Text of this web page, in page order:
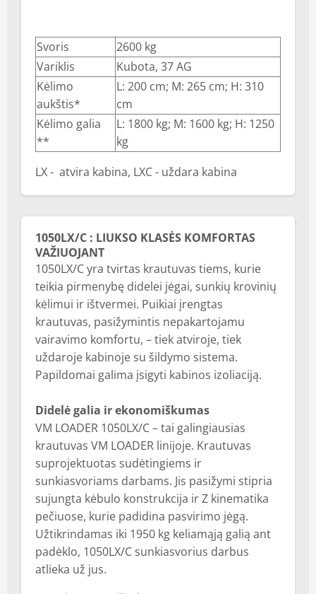
Svoris
2600 kg
Variklis
Kubota, 37 AG
Kėlimo
aukštis*
L: 200 cm; M: 265 cm; H: 310
cm
Kėlimo galia
**
L: 1800 kg; M: 1600 kg; H: 1250
kg
LX - atvira kabina, LXC - uždara kabina
1050LX/C : LIUKSO KLASĖS KOMFORTAS
VAŽIUOJANT
1050LX/C yra tvirtas krautuvas tiems, kurie
teikia pirmenybę didelei jėgai, sunkių krovinių
kėlimui ir ištvermei. Puikiai įrengtas
krautuvas, pasižymintis nepakartojamu
vairavimo komfortu, – tiek atviroje, tiek
uždaroje kabinoje su šildymo sistema.
Papildomai galima įsigyti kabinos izoliaciją.
Didelė galia ir ekonomiškumas
VM LOADER 1050LX/C – tai galingiausias
krautuvas VM LOADER linijoje. Krautuvas
suprojektuotas sudėtingiems ir
sunkiasvoriams darbams. Jis pasižymi stipria
sujungta kėbulo konstrukcija ir Z kinematika
pečiuose, kurie padidina pasvirimo jėgą.
Užtikrindamas iki 1950 kg keliamąją galią ant
padėklo, 1050LX/C sunkiasvorius darbus
atlieka už jus.